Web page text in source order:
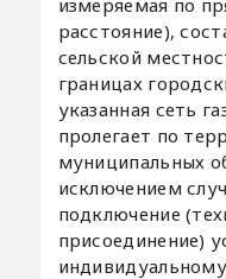
расстояние),
сельской
границах
указанная сеть
пролегает по
муниципальных
исключением
подключение
присоединение)